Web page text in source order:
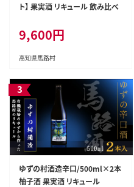
ト】 果実酒 リキュール 飲み比べ
9,600円
高知県馬路村
ゆずの村酒造辛口/500ml×2本
柚子酒 果実酒 リキュール